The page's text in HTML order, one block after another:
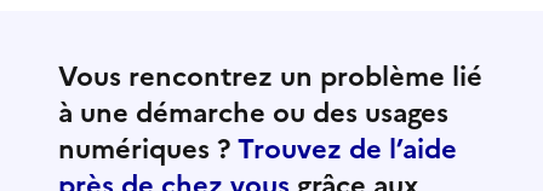
Vous rencontrez un problème lié
à une démarche ou des usages
numériques ?Trouvez de l’aide